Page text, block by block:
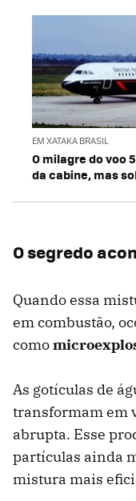
EM XATAKA BRASIL
O milagre do voo
da cabine, mas
O segredo
Quando essa
em combustão,
como
As gotículas de
transformam em
abrupta. Esse
partículas ainda
mistura mais